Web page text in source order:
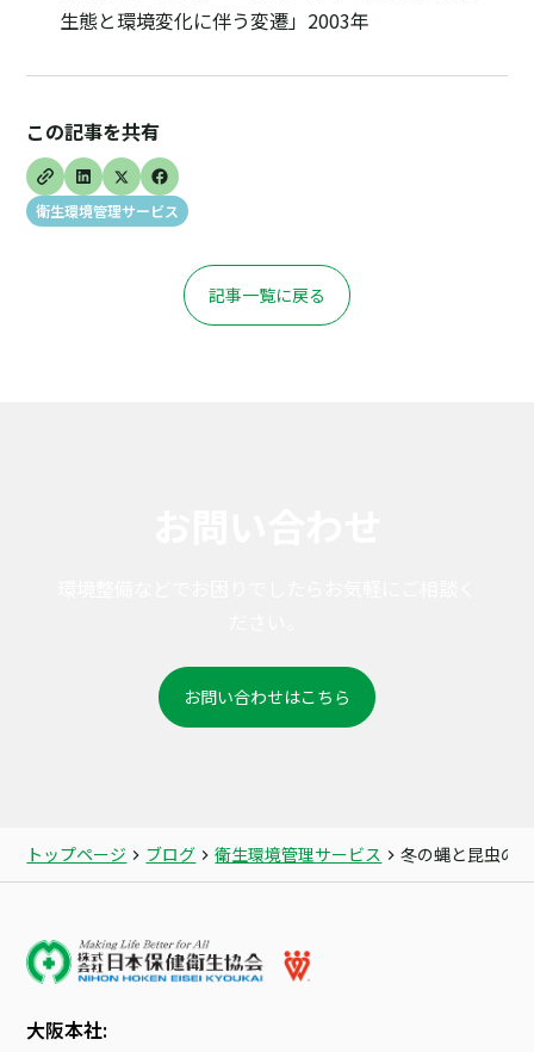
生態と環境変化に伴う変遷」2003年
この記事を共有
衛生環境管理サービス
記事一覧に戻る
お問い合わせはこちら
トップページ ブログ 衛生環境管理サービス 冬の蝿と昆虫の
大阪本社: